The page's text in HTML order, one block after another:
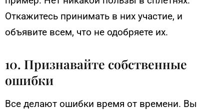
Откажитесь принимать в них участие, и
объявите всем, что не одобряете их.
10. Признавайте собственные
ошибки
Все делают ошибки время от времени. Вы